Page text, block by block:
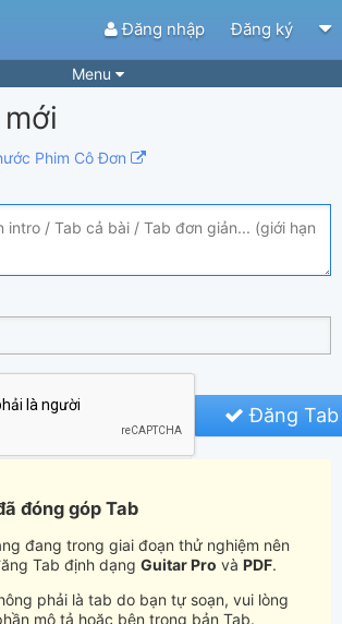
Đăng nhập Đăng ký
Menu
âm Tải ứng dụng
Phim Cô Đơn
Đăng
đóng góp Tab
đang trong giai đoạn thử nghiệm nên
Tab định dạng Guitar Pro và PDF.
phải là tab do bạn tự soạn, vui lòng
mô tả hoặc bên trong bản Tab.